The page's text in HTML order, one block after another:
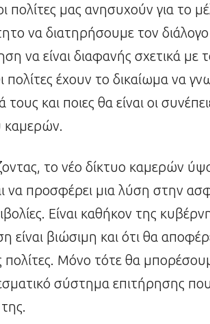
πολίτες μας ανησυχούν για το
να διατηρήσουμε τον
να είναι διαφανής σχετικά
πολίτες έχουν το δικαίωμα να
τους και ποιες θα είναι οι
καμερών.
το νέο δίκτυο καμερών
να προσφέρει μια λύση στην
Είναι καθήκον της
είναι βιώσιμη και ότι θα
πολίτες. Μόνο τότε θα
σύστημα επιτήρησης